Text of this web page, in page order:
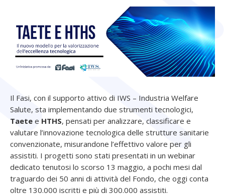
Il Fasi, con il supporto attivo di IWS – Industria Welfare
Salute, sta implementando due strumenti tecnologici,
Taete e HTHS, pensati per analizzare, classificare e
valutare l’innovazione tecnologica delle strutture sanitarie
convenzionate, misurandone l’effettivo valore per gli
assistiti. I progetti sono stati presentati in un webinar
dedicato tenutosi lo scorso 13 maggio, a pochi mesi dal
traguardo dei 50 anni di attività del Fondo, che oggi conta
oltre 130.000 iscritti e più di 300.000 assistiti.